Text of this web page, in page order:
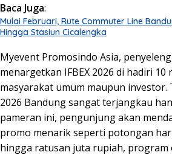
Baca Juga:
Mulai Februari, Rute Commuter Line
Hingga Stasiun Cicalengka
Myevent Promosindo Asia,
menargetkan IFBEX 2026 di hadiri
masyarakat umum maupun investor.
2026 Bandung sangat terjangkau
pameran ini, pengunjung akan
promo menarik seperti potongan
hingga ratusan juta rupiah, program